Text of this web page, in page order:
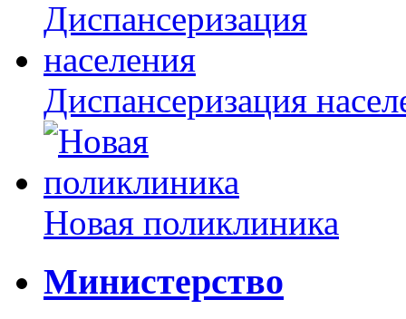
Диспансеризация
Новая поликлиника
Министерство